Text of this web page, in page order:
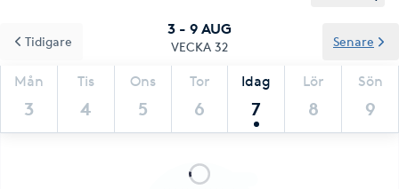
3 - 9 AUG
VECKA 32
Mån
3
Tis
4
Ons
5
Tor
6
Idag
7
Lör
8
Sön
9
Tidigare Senare